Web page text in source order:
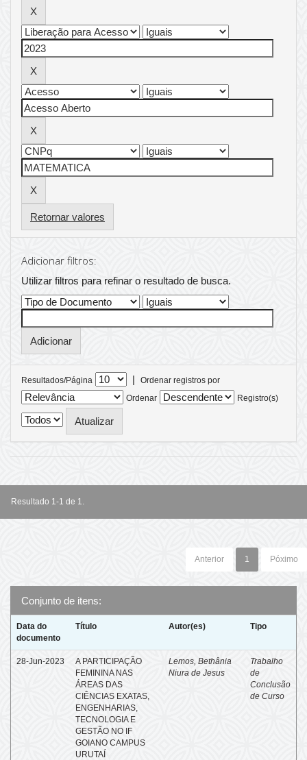
Retornar valores
Adicionar filtros:
Utilizar filtros para refinar o resultado de busca.
Resultados/Página |
Ordenar registros por
Ordenar
Registro(s)
Resultado 1-1 de 1.
Anterior 1 Póximo
Conjunto de itens:
Data do
documento
Título Autor(es) Tipo
28-Jun-2023
A PARTICIPAÇÃO
FEMININA NAS
ÁREAS DAS
CIÊNCIAS EXATAS,
ENGENHARIAS,
TECNOLOGIA E
GESTÃO NO IF
GOIANO CAMPUS
URUTAÍ
Lemos, Bethânia
Niura de Jesus
Trabalho
de
Conclusão
de Curso